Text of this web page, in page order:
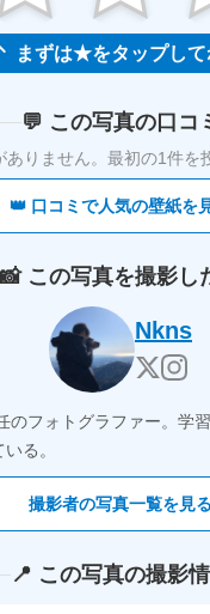
まずは★をタップし
💬 この写真の口コ
りません。 最初の1件を
👑 口コミで人気の壁紙を
📸 この写真を撮影し
Nkns
のフォトグラファー。学
る。
撮影者の写真一覧を見る
📍 この写真の撮影